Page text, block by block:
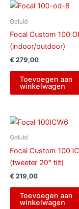
Geluid
Focal Custom 100
(indoor/outdoor)
€ 279,00
Toevoegen aan
winkelwagen
Geluid
Focal Custom 100
(tweeter 20° tilt)
€ 219,00
Toevoegen aan
winkelwagen